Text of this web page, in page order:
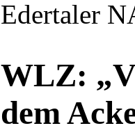
Edertaler
WLZ:
dem